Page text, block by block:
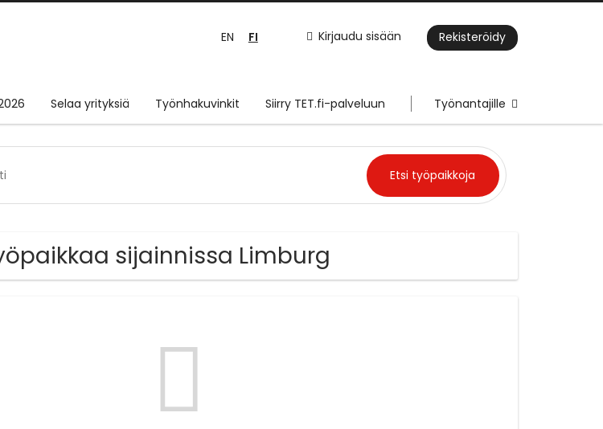
Kirjaudu sisään Rekisteröidy
EN FI
Selaa yrityksiä Työnhakuvinkit Siirry TET.fi-palveluun Työnantajille
sijainnissa Limburg